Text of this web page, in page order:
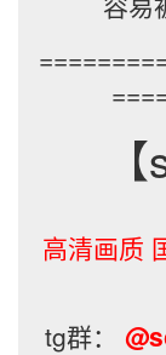
高清画质
tg群：